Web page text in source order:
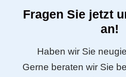
Fragen Sie jetzt
an!
Haben wir Sie
Gerne beraten wir Sie